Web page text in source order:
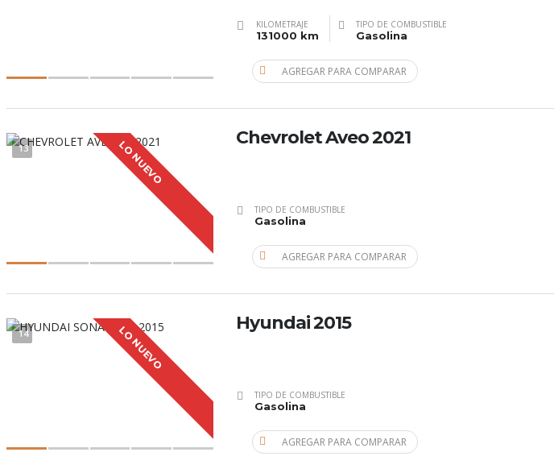
KILOMETRAJE
131000 km
TIPO DE COMBUSTIBLE
Gasolina
AGREGAR PARA COMPARAR
13 LO NUEVO
Chevrolet Aveo 2021
TIPO DE COMBUSTIBLE
Gasolina
AGREGAR PARA COMPARAR
14 LO NUEVO
Hyundai 2015
TIPO DE COMBUSTIBLE
Gasolina
AGREGAR PARA COMPARAR